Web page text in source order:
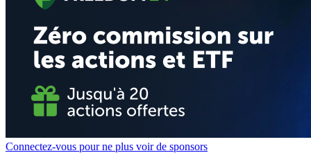
Connectez-vous pour ne plus voir de sponsors